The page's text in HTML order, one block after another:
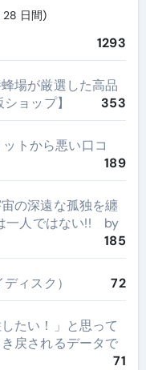
28 日間)
1293
場が厳選した高品
ョップ】
353
トから悪い口コ
189
の深遠な孤独を纏
一人ではない!! by
185
ィスク） 72
たい！」と思って
戻されるデータで
71